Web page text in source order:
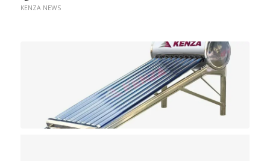
KENZA NEWS